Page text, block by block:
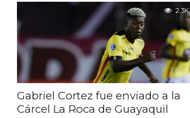
2.3K
Gabriel Cortez fue enviado a la
Cárcel La Roca de Guayaquil